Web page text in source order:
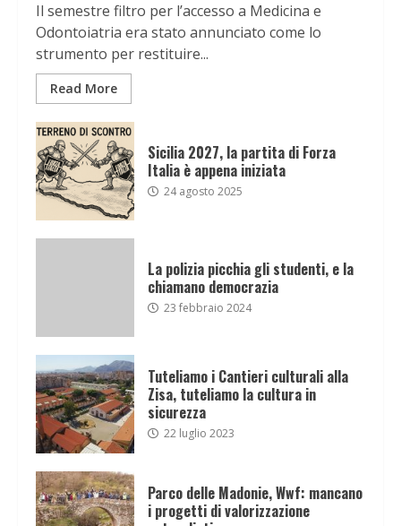
Il semestre filtro per l’accesso a Medicina e
Odontoiatria era stato annunciato come lo
strumento per restituire...
Read More
Sicilia 2027, la partita di Forza
Italia è appena iniziata
24 agosto 2025
La polizia picchia gli studenti, e la
chiamano democrazia
23 febbraio 2024
Tuteliamo i Cantieri culturali alla
Zisa, tuteliamo la cultura in
sicurezza
22 luglio 2023
Parco delle Madonie, Wwf: mancano
i progetti di valorizzazione